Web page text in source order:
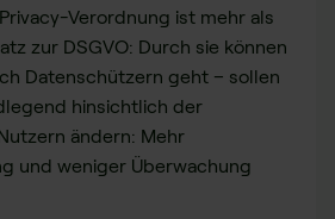
Verordnung ist mehr als
zur DSGVO: Durch sie können
Datenschützern geht – sollen
hinsichtlich der
ändern: Mehr
und weniger Überwachung